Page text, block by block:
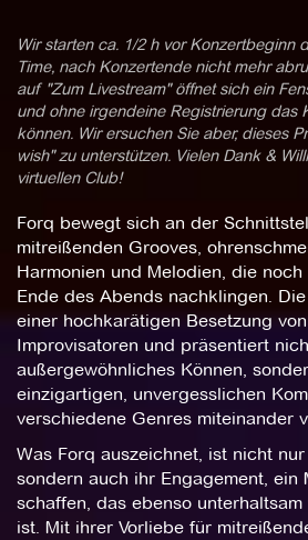
Wir starten ca. 1/2 h vor Konzertbeginn
Time, nach Konzertende nicht mehr
auf "Zum Livestream" öffnet sich ein
und ohne irgendeine Registrierung das
können. Wir ersuchen Sie aber, dieses
wish" zu unterstützen. Vielen Dank &
virtuellen Club!
Forq bewegt sich an der
mitreißenden Grooves,
Harmonien und Melodien, die
Ende des Abends nachklingen.
einer hochkarätigen Besetzung
Improvisatoren und präsentiert
außergewöhnliches Können,
einzigartigen, unvergesslichen
verschiedene Genres miteinander
Was Forq auszeichnet, ist nicht
sondern auch ihr Engagement, ein
schaffen, das ebenso
ist. Mit ihrer Vorliebe für